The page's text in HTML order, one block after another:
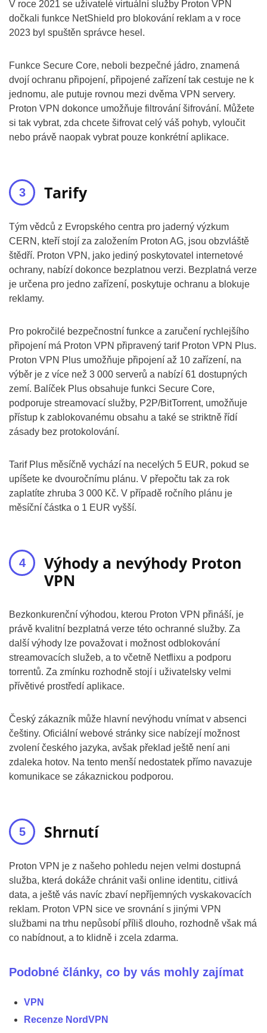
V roce 2021 se uživatelé virtuální služby Proton VPN
dočkali funkce NetShield pro blokování reklam a v roce
2023 byl spuštěn správce hesel.
Funkce Secure Core, neboli bezpečné jádro, znamená
dvojí ochranu připojení, připojené zařízení tak cestuje ne k
jednomu, ale putuje rovnou mezi dvěma VPN servery.
Proton VPN dokonce umožňuje filtrování šifrování. Můžete
si tak vybrat, zda chcete šifrovat celý váš pohyb, vyloučit
nebo právě naopak vybrat pouze konkrétní aplikace.
Tarify
Tým vědců z Evropského centra pro jaderný výzkum
CERN, kteří stojí za založením Proton AG, jsou obzvláště
štědří. Proton VPN, jako jediný poskytovatel internetové
ochrany, nabízí dokonce bezplatnou verzi. Bezplatná verze
je určena pro jedno zařízení, poskytuje ochranu a blokuje
reklamy.
Pro pokročilé bezpečnostní funkce a zaručení rychlejšího
připojení má Proton VPN připravený tarif Proton VPN Plus.
Proton VPN Plus umožňuje připojení až 10 zařízení, na
výběr je z více než 3 000 serverů a nabízí 61 dostupných
zemí. Balíček Plus obsahuje funkci Secure Core,
podporuje streamovací služby, P2P/BitTorrent, umožňuje
přístup k zablokovanému obsahu a také se striktně řídí
zásady bez protokolování.
Tarif Plus měsíčně vychází na necelých 5 EUR, pokud se
upíšete ke dvouročnímu plánu. V přepočtu tak za rok
zaplatíte zhruba 3 000 Kč. V případě ročního plánu je
měsíční částka o 1 EUR vyšší.
Výhody a nevýhody Proton
VPN
Bezkonkurenční výhodou, kterou Proton VPN přináší, je
právě kvalitní bezplatná verze této ochranné služby. Za
další výhody lze považovat i možnost odblokování
streamovacích služeb, a to včetně Netflixu a podporu
torrentů. Za zmínku rozhodně stojí i uživatelsky velmi
přívětivé prostředí aplikace.
Český zákazník může hlavní nevýhodu vnímat v absenci
češtiny. Oficiální webové stránky sice nabízejí možnost
zvolení českého jazyka, avšak překlad ještě není ani
zdaleka hotov. Na tento menší nedostatek přímo navazuje
komunikace se zákaznickou podporou.
Shrnutí
Proton VPN je z našeho pohledu nejen velmi dostupná
služba, která dokáže chránit vaši online identitu, citlivá
data, a ještě vás navíc zbaví nepříjemných vyskakovacích
reklam. Proton VPN sice ve srovnání s jinými VPN
službami na trhu nepůsobí příliš dlouho, rozhodně však má
co nabídnout, a to klidně i zcela zdarma.
Podobné články, co by vás mohly zajímat
VPN
Recenze NordVPN